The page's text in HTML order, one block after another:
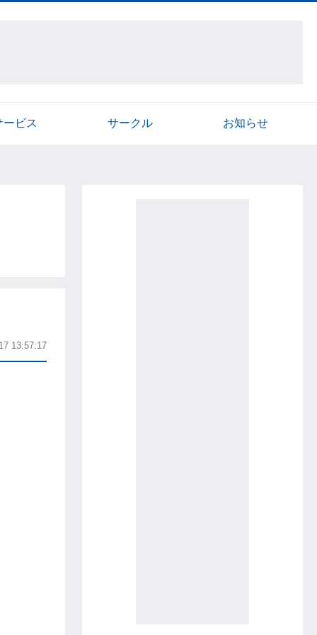
ービス サークル お知らせ
13:57:17